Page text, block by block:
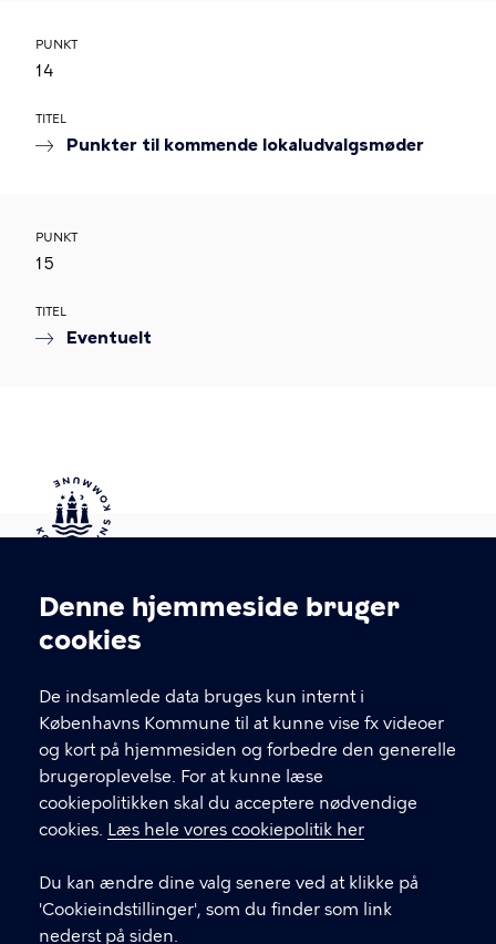
Cookieindstillinger
Denne hjemmeside bruger
cookies
De indsamlede data bruges kun internt i
Københavns Kommune til at kunne vise fx videoer
og kort på hjemmesiden og forbedre den generelle
brugeroplevelse. For at kunne læse
cookiepolitikken skal du acceptere nødvendige
cookies. Læs hele vores cookiepolitik her
Du kan ændre dine valg senere ved at klikke på
'Cookieindstillinger', som du finder som link
nederst på siden.
PUNKT
14
TITEL
Punkter til kommende lokaludvalgsmøder
PUNKT
15
TITEL
Eventuelt
Kontakt Københavns Kommune
T
fFind andre kontakter her
CVR-nummer64942212
GENVEJE
Digital Post
Databeskyttelse